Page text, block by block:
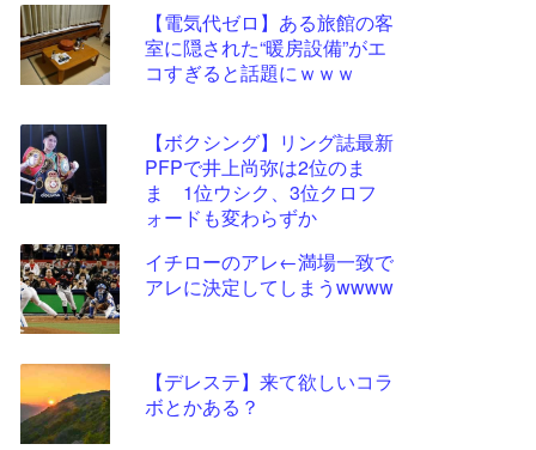
【電気代ゼロ】ある旅館の客
室に隠された“暖房設備”がエ
コすぎると話題にｗｗｗ
【ボクシング】リング誌最新
PFPで井上尚弥は2位のま
ま 1位ウシク、3位クロフ
ォードも変わらずか
イチローのアレ←満場一致で
アレに決定してしまうwwww
【デレステ】来て欲しいコラ
ボとかある？